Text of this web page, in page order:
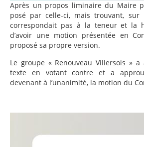
Après un propos liminaire du Maire
posé par celle-ci, mais trouvant, sur
correspondait pas à la teneur et la
d’avoir une motion présentée en
proposé sa propre version.
Le groupe « Renouveau Villersois »
texte en votant contre et a
devenant à l’unanimité, la motion du